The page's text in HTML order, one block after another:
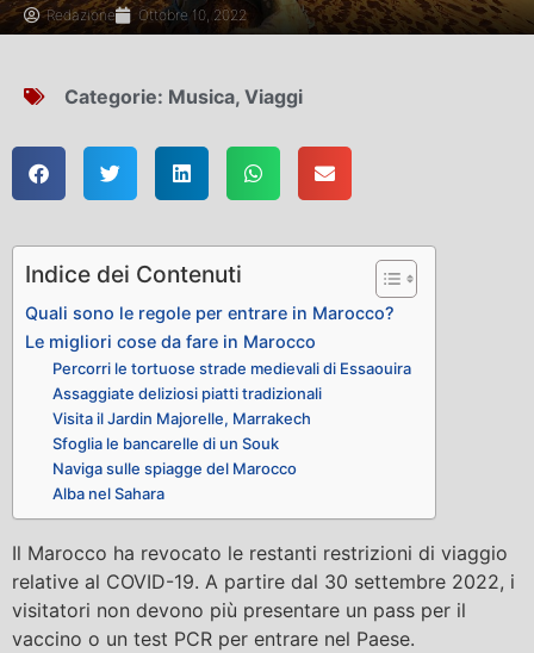
Redazione Ottobre 10, 2022
Categorie: Musica, Viaggi
Indice dei Contenuti
Quali sono le regole per entrare in Marocco?
Le migliori cose da fare in Marocco
Percorri le tortuose strade medievali di Essaouira
Assaggiate deliziosi piatti tradizionali
Visita il Jardin Majorelle, Marrakech
Sfoglia le bancarelle di un Souk
Naviga sulle spiagge del Marocco
Alba nel Sahara
Il Marocco ha revocato le restanti restrizioni di viaggio
relative al COVID-19. A partire dal 30 settembre 2022, i
visitatori non devono più presentare un pass per il
vaccino o un test PCR per entrare nel Paese.